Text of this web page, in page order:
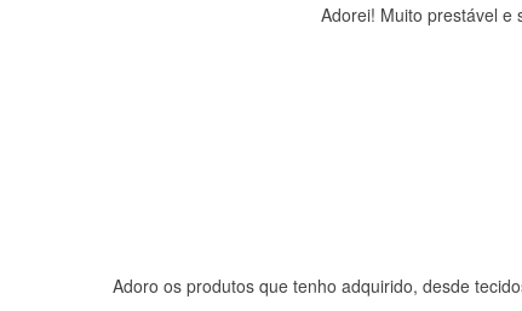
Adorei! Muito prestável e
Adoro os produtos que tenho adquirido, desde